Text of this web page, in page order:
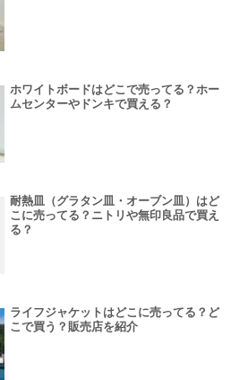
ホワイトボードはどこで売ってる？ホー
ムセンターやドンキで買える？
耐熱皿（グラタン皿・オーブン皿）はど
こに売ってる？ニトリや無印良品で買え
る？
ライフジャケットはどこに売ってる？ど
こで買う？販売店を紹介